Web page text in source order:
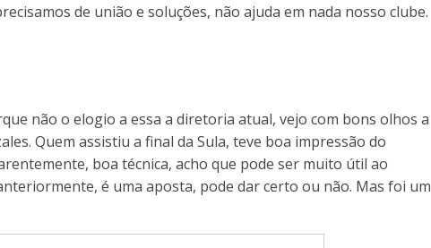
de união e soluções, não ajuda em nada nosso clube.
não o elogio a essa a diretoria atual, vejo com bons olhos a
Quem assistiu a final da Sula, teve boa impressão do
boa técnica, acho que pode ser muito útil ao
é uma aposta, pode dar certo ou não. Mas foi um